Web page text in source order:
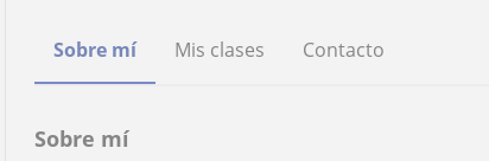
Sobre mí Mis clases Contacto
Sobre mí